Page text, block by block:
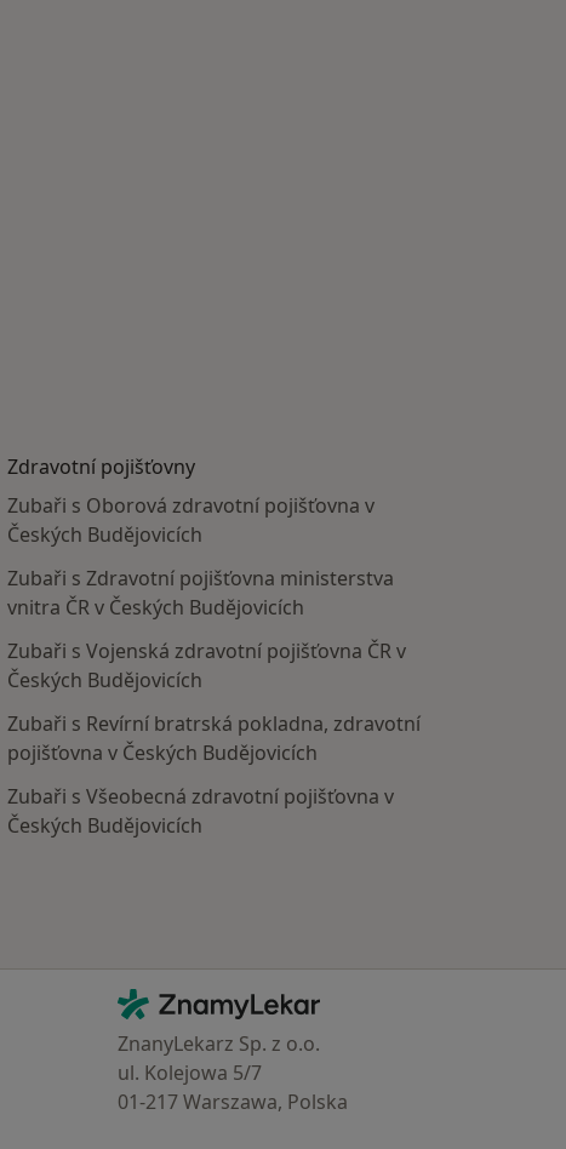
Zdravotní pojišťovny
Zubaři s Oborová zdravotní pojišťovna v
Českých Budějovicích
Zubaři s Zdravotní pojišťovna ministerstva
vnitra ČR v Českých Budějovicích
Zubaři s Vojenská zdravotní pojišťovna ČR v
Českých Budějovicích
Zubaři s Revírní bratrská pokladna, zdravotní
pojišťovna v Českých Budějovicích
Zubaři s Všeobecná zdravotní pojišťovna v
Českých Budějovicích
Kontakt
ZnamyLekar - Hlavní stránka
ZnanyLekarz Sp. z o.o.
ul. Kolejowa 5/7
01-217 Warszawa, Polska